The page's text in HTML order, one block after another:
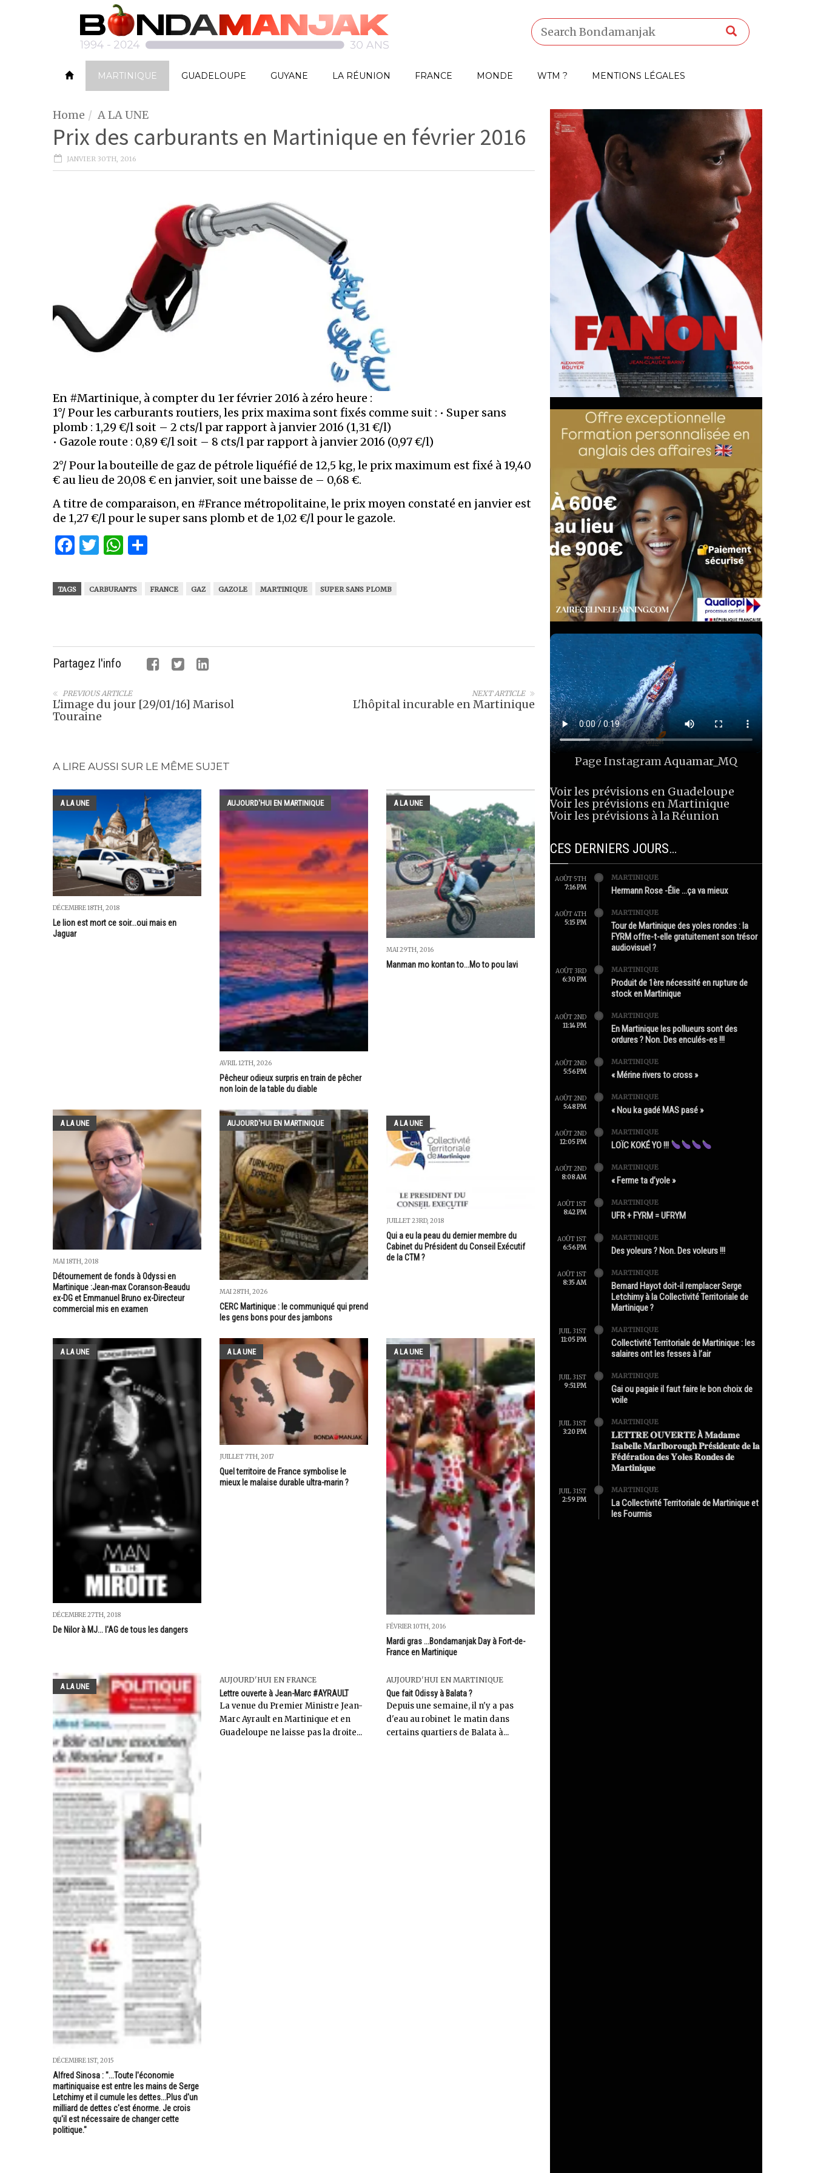
MARTINIQUE GUADELOUPE GUYANE LA RÉUNION FRANCE MONDE WTM ? MENTIONS LÉGALES
Home A LA UNE
Prix des carburants en Martinique en février 2016
JANVIER 30TH, 2016
En #Martinique, à compter du 1er février 2016 à zéro heure :
1°/ Pour les carburants routiers, les prix maxima sont fixés comme suit : • Super sans
plomb : 1,29 €/l soit – 2 cts/l par rapport à janvier 2016 (1,31 €/l)
• Gazole route : 0,89 €/l soit – 8 cts/l par rapport à janvier 2016 (0,97 €/l)
2°/ Pour la bouteille de gaz de pétrole liquéfié de 12,5 kg, le prix maximum est fixé à 19,40
€ au lieu de 20,08 € en janvier, soit une baisse de – 0,68 €.
A titre de comparaison, en #France métropolitaine, le prix moyen constaté en janvier est
de 1,27 €/l pour le super sans plomb et de 1,02 €/l pour le gazole.
Facebook
Twitter
WhatsApp
TAGS CARBURANTS FRANCE GAZ GAZOLE MARTINIQUE SUPER SANS PLOMB
Partagez l'info
NEXT ARTICLE
L'hôpital incurable en Martinique
PREVIOUS ARTICLE
L'image du jour [29/01/16] Marisol
Touraine
A LIRE AUSSI SUR LE MÊME SUJET
A LA UNE
DÉCEMBRE 18TH, 2018
Le lion est mort ce soir...oui mais en
Jaguar
AUJOURD'HUI EN MARTINIQUE
AVRIL 12TH, 2026
Pêcheur odieux surpris en train de pêcher
non loin de la table du diable
A LA UNE
MAI 29TH, 2016
Manman mo kontan to...Mo to pou lavi
A LA UNE
MAI 18TH, 2018
Détournement de fonds à Odyssi en
Martinique :Jean-max Coranson-Beaudu
ex-DG et Emmanuel Bruno ex-Directeur
commercial mis en examen
AUJOURD'HUI EN MARTINIQUE
MAI 28TH, 2026
CERC Martinique : le communiqué qui prend
les gens bons pour des jambons
A LA UNE
JUILLET 23RD, 2018
Qui a eu la peau du dernier membre du
Cabinet du Président du Conseil Exécutif
de la CTM ?
A LA UNE
DÉCEMBRE 27TH, 2018
De Nilor à MJ... l'AG de tous les dangers
A LA UNE
JUILLET 7TH, 2017
Quel territoire de France symbolise le
mieux le malaise durable ultra-marin ?
A LA UNE
FÉVRIER 10TH, 2016
Mardi gras ...Bondamanjak Day à Fort-de-
France en Martinique
A LA UNE
DÉCEMBRE 1ST, 2015
Alfred Sinosa : "...Toute l'économie
martiniquaise est entre les mains de Serge
Letchimy et il cumule les dettes...Plus d'un
milliard de dettes c'est énorme. Je crois
qu'il est nécessaire de changer cette
politique."
AUJOURD'HUI EN FRANCE
Lettre ouverte à Jean-Marc #AYRAULT
La venue du Premier Ministre Jean-
Marc Ayrault en Martinique et en
Guadeloupe ne laisse pas la droite...
AUJOURD'HUI EN MARTINIQUE
Que fait Odissy à Balata ?
Depuis une semaine, il n'y a pas
d'eau au robinet le matin dans
certains quartiers de Balata à...
Page InstagramAquamar_MQ
Voir les prévisions en Guadeloupe
Voir les prévisions en Martinique
Voir les prévisions à la Réunion
CES DERNIERS JOURS…
AOÛT 5TH
7:16 PM
MARTINIQUE
Hermann Rose -Élie …ça va mieux
AOÛT 4TH
5:15 PM
MARTINIQUE
Tour de Martinique des yoles rondes : la
FYRM offre-t-elle gratuitement son trésor
audiovisuel ?
AOÛT 3RD
6:30 PM
MARTINIQUE
Produit de 1ère nécessité en rupture de
stock en Martinique
AOÛT 2ND
11:14 PM
MARTINIQUE
En Martinique les pollueurs sont des
ordures ? Non. Des enculés-es !!!
AOÛT 2ND
5:56 PM
MARTINIQUE
« Mérine rivers to cross »
AOÛT 2ND
5:48 PM
MARTINIQUE
« Nou ka gadé MAS pasé »
AOÛT 2ND
12:05 PM
MARTINIQUE
LOÏC KOKÉ YO !!!
AOÛT 2ND
8:08 AM
MARTINIQUE
« Ferme ta d’yole »
AOÛT 1ST
8:42 PM
MARTINIQUE
UFR + FYRM = UFRYM
AOÛT 1ST
6:56 PM
MARTINIQUE
Des yoleurs ? Non. Des voleurs !!!
AOÛT 1ST
8:35 AM
MARTINIQUE
Bernard Hayot doit-il remplacer Serge
Letchimy à la Collectivité Territoriale de
Martinique ?
JUIL 31ST
11:05 PM
MARTINIQUE
Collectivité Territoriale de Martinique : les
salaires ont les fesses à l’air
JUIL 31ST
9:51 PM
MARTINIQUE
Gai ou pagaie il faut faire le bon choix de
voile
JUIL 31ST
3:20 PM
MARTINIQUE
𝐋𝐄𝐓𝐓𝐑𝐄 𝐎𝐔𝐕𝐄𝐑𝐓𝐄 À 𝐌𝐚𝐝𝐚𝐦𝐞
𝐈𝐬𝐚𝐛𝐞𝐥𝐥𝐞 𝐌𝐚𝐫𝐥𝐛𝐨𝐫𝐨𝐮𝐠𝐡 𝐏𝐫é𝐬𝐢𝐝𝐞𝐧𝐭𝐞 𝐝𝐞 𝐥𝐚
𝐅é𝐝é𝐫𝐚𝐭𝐢𝐨𝐧 𝐝𝐞𝐬 𝐘𝐨𝐥𝐞𝐬 𝐑𝐨𝐧𝐝𝐞𝐬 𝐝𝐞
𝐌𝐚𝐫𝐭𝐢𝐧𝐢𝐪𝐮𝐞
JUIL 31ST
2:59 PM
MARTINIQUE
La Collectivité Territoriale de Martinique et
les Fourmis